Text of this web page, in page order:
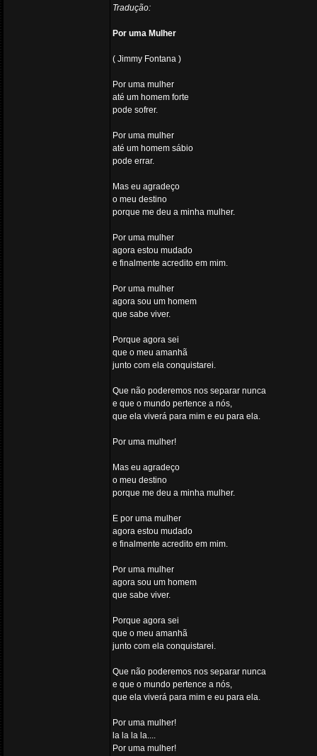
Tradução:
Por uma Mulher
( Jimmy Fontana )
Por uma mulher
até um homem forte
pode sofrer.
Por uma mulher
até um homem sábio
pode errar.
Mas eu agradeço
o meu destino
porque me deu a minha mulher.
Por uma mulher
agora estou mudado
e finalmente acredito em mim.
Por uma mulher
agora sou um homem
que sabe viver.
Porque agora sei
que o meu amanhã
junto com ela conquistarei.
Que não poderemos nos separar nunca
e que o mundo pertence a nós,
que ela viverá para mim e eu para ela.
Por uma mulher!
Mas eu agradeço
o meu destino
porque me deu a minha mulher.
E por uma mulher
agora estou mudado
e finalmente acredito em mim.
Por uma mulher
agora sou um homem
que sabe viver.
Porque agora sei
que o meu amanhã
junto com ela conquistarei.
Que não poderemos nos separar nunca
e que o mundo pertence a nós,
que ela viverá para mim e eu para ela.
Por uma mulher!
la la la la....
Por uma mulher!